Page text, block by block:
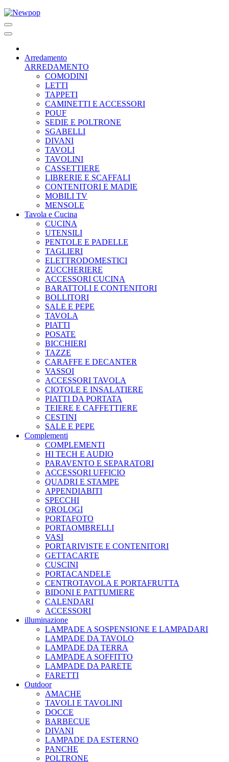
Arredamento
ARREDAMENTO
COMODINI
LETTI
TAPPETI
CAMINETTI E ACCESSORI
POUF
SEDIE E POLTRONE
SGABELLI
DIVANI
TAVOLI
TAVOLINI
CASSETTIERE
LIBRERIE E SCAFFALI
CONTENITORI E MADIE
MOBILI TV
MENSOLE
Tavola e Cucina
CUCINA
UTENSILI
PENTOLE E PADELLE
TAGLIERI
ELETTRODOMESTICI
ZUCCHERIERE
ACCESSORI CUCINA
BARATTOLI E CONTENITORI
BOLLITORI
SALE E PEPE
TAVOLA
PIATTI
POSATE
BICCHIERI
TAZZE
CARAFFE E DECANTER
VASSOI
ACCESSORI TAVOLA
CIOTOLE E INSALATIERE
PIATTI DA PORTATA
TEIERE E CAFFETTIERE
CESTINI
SALE E PEPE
Complementi
COMPLEMENTI
HI TECH E AUDIO
PARAVENTO E SEPARATORI
ACCESSORI UFFICIO
QUADRI E STAMPE
APPENDIABITI
SPECCHI
OROLOGI
PORTAFOTO
PORTAOMBRELLI
VASI
PORTARIVISTE E CONTENITORI
GETTACARTE
CUSCINI
PORTACANDELE
CENTROTAVOLA E PORTAFRUTTA
BIDONI E PATTUMIERE
CALENDARI
ACCESSORI
illuminazione
LAMPADE A SOSPENSIONE E LAMPADARI
LAMPADE DA TAVOLO
LAMPADE DA TERRA
LAMPADE A SOFFITTO
LAMPADE DA PARETE
FARETTI
Outdoor
AMACHE
TAVOLI E TAVOLINI
DOCCE
BARBECUE
DIVANI
LAMPADE DA ESTERNO
PANCHE
POLTRONE